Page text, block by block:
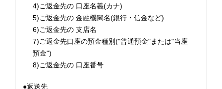
4)ご返金先の 口座名義(カナ)
5)ご返金先の 金融機関名(銀行・信金など)
6)ご返金先の 支店名
7)ご返金先口座の預金種別("普通預金"または"当座
預金")
8)ご返金先の 口座番号
●返送先